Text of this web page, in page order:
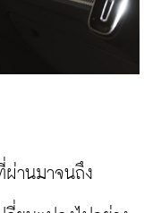
ผ่านมาจนถึง